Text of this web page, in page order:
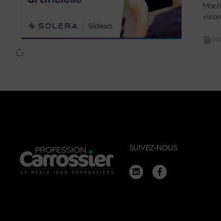
SUIVEZ-NOUS